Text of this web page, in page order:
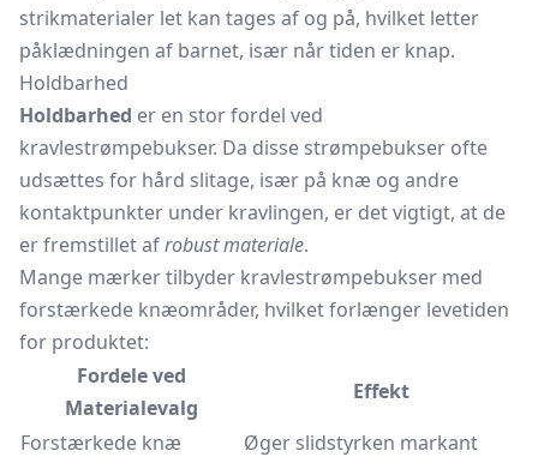
strikmaterialer let kan tages af og på, hvilket letter
påklædningen af barnet, især når tiden er knap.
Holdbarhed
Holdbarhed er en stor fordel ved
kravlestrømpebukser. Da disse strømpebukser ofte
udsættes for hård slitage, især på knæ og andre
kontaktpunkter under kravlingen, er det vigtigt, at de
er fremstillet afrobust materiale.
Mange mærker tilbyder kravlestrømpebukser med
forstærkede knæområder, hvilket forlænger levetiden
for produktet:
Fordele ved
Materialevalg
Effekt
Forstærkede knæ
Øger slidstyrken markant